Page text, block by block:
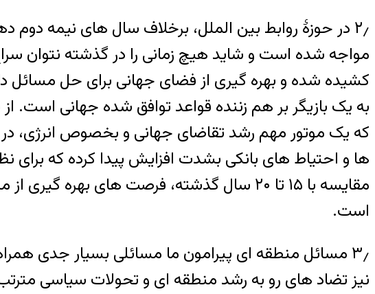
مواجه شده است و شاید هیچ زمانی را در گذشته نتوان
کشیده شده و بهره گیری از فضای جهانی برای حل مسائل
به یک بازیگر بر هم زننده قواعد توافق شده جهانی
ها و احتیاط های بانکی بشدت افزایش پیدا کرده که برای
مقایسه با ۱۵ تا ۲۰ سال گذشته، فرصت های
است.
۳٫ مسائل منطقه ای پیرامون ما مسائلی بسیار جدی
نیز تضاد های رو به رشد منطقه ای و تحولات سیاسی